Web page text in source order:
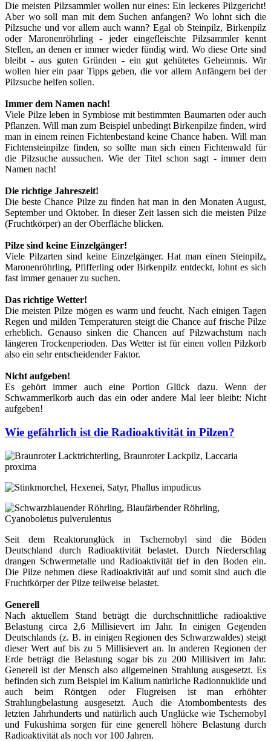
Die meisten Pilzsammler wollen nur eines: Ein leckeres Pilzgericht!
Aber wo soll man mit dem Suchen anfangen? Wo lohnt sich die
Pilzsuche und vor allem auch wann? Egal ob Steinpilz, Birkenpilz
oder Maronenröhrling - jeder eingefleischte Pilzsammler kennt
Stellen, an denen er immer wieder fündig wird. Wo diese Orte sind
bleibt - aus guten Gründen - ein gut gehütetes Geheimnis. Wir
wollen hier ein paar Tipps geben, die vor allem Anfängern bei der
Pilzsuche helfen sollen.
Immer dem Namen nach!
Viele Pilze leben in Symbiose mit bestimmten Baumarten oder auch
Pflanzen. Will man zum Beispiel unbedingt Birkenpilze finden, wird
man in einem reinen Fichtenbestand keine Chance haben. Will man
Fichtensteinpilze finden, so sollte man sich einen Fichtenwald für
die Pilzsuche aussuchen. Wie der Titel schon sagt - immer dem
Namen nach!
Die richtige Jahreszeit!
Die beste Chance Pilze zu finden hat man in den Monaten August,
September und Oktober. In dieser Zeit lassen sich die meisten Pilze
(Fruchtkörper) an der Oberfläche blicken.
Pilze sind keine Einzelgänger!
Viele Pilzarten sind keine Einzelgänger. Hat man einen Steinpilz,
Maronenröhrling, Pfifferling oder Birkenpilz entdeckt, lohnt es sich
fast immer genauer zu suchen.
Das richtige Wetter!
Die meisten Pilze mögen es warm und feucht. Nach einigen Tagen
Regen und milden Temperaturen steigt die Chance auf frische Pilze
erheblich. Genauso sinken die Chancen auf Pilzwachstum nach
längeren Trockenperioden. Das Wetter ist für einen vollen Pilzkorb
also ein sehr entscheidender Faktor.
Nicht aufgeben!
Es gehört immer auch eine Portion Glück dazu. Wenn der
Schwammerlkorb auch das ein oder andere Mal leer bleibt: Nicht
aufgeben!
Wie gefährlich ist die Radioaktivität in Pilzen?
Seit dem Reaktorunglück in Tschernobyl sind die Böden
Deutschland durch Radioaktivität belastet. Durch Niederschlag
drangen Schwermetalle und Radioaktivität tief in den Boden ein.
Die Pilze nehmen diese Radioaktivität auf und somit sind auch die
Fruchtkörper der Pilze teilweise belastet.
Generell
Nach aktuellem Stand beträgt die durchschnittliche radioaktive
Belastung circa 2,6 Millisievert im Jahr. In einigen Gegenden
Deutschlands (z. B. in einigen Regionen des Schwarzwaldes) steigt
dieser Wert auf bis zu 5 Millisievert an. In anderen Regionen der
Erde beträgt die Belastung sogar bis zu 200 Millisivert im Jahr.
Generell ist der Mensch also allgemeinen Strahlung ausgesetzt. Es
befinden sich zum Beispiel im Kalium natürliche Radionnuklide und
auch beim Röntgen oder Flugreisen ist man erhöhter
Strahlungbelastung ausgesetzt. Auch die Atombombentests des
letzten Jahrhunderts und natürlich auch Unglücke wie Tschernobyl
und Fukushima sorgen für eine generell höhere Belastung durch
Radioaktivität als noch vor 100 Jahren.